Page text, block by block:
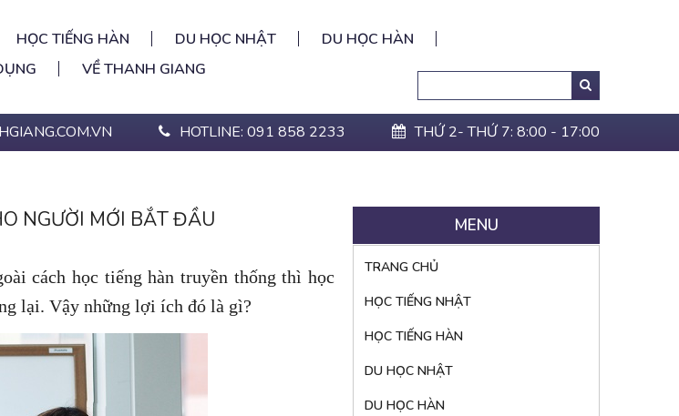
kiếm:
Search
HỌC TIẾNG HÀN DU HỌC NHẬT
DU HỌC HÀN
VỀ THANH GIANG
HOTLINE: 091 858 2233 THỨ 2- THỨ 7: 8:00 - 17:00
NGƯỜI MỚI BẮT ĐẦU
cách học tiếng hàn truyền thống thìhọc
lại. Vậy những lợi ích đó là gì?
MENU
TRANG CHỦ
HỌC TIẾNG NHẬT
HỌC TIẾNG HÀN
DU HỌC NHẬT
DU HỌC HÀN